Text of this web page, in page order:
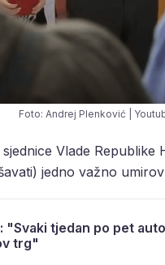
Foto: Andrej Plenković |
Vlade Republike
jedno važno
"Svaki tjedan po pet
trg"